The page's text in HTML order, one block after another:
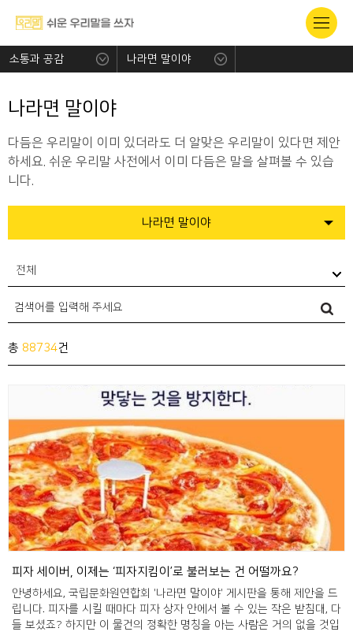
소통과 공감 나라면 말이야
나라면 말이야
다듬은 우리말이 이미 있더라도 더 알맞은 우리말이 있다면 제안
하세요. 쉬운 우리말 사전에서 이미 다듬은 말을 살펴볼 수 있습
니다.
나라면 말이야
전체
총 88734건
피자 세이버, 이제는 ‘피자지킴이’로 불러보는 건 어떨까요?
안녕하세요, 국립문화원연합회 '나라면 말이야' 게시판을 통해 제안을 드
립니다. 피자를 시킬 때마다 피자 상자 안에서 볼 수 있는 작은 받침대, 다
들 보셨죠? 하지만 이 물건의 정확한 명칭을 아는 사람은 거의 없을 것입